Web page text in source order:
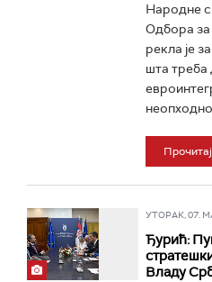
Народне
Одбора за
рекла је
шта треба
Прочитај
УТОРАК, 07.
Ђурић:
Владу